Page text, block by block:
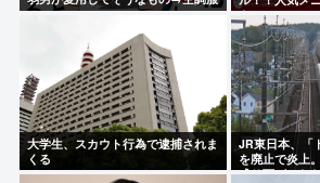
き！！！
大学生、スカウト行為で逮捕されま
くる
JR東日本、「
を廃止で炎上
成り下がった